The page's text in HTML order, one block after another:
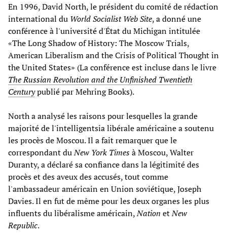
En 1996, David North, le président du comité de rédaction
international du World Socialist Web Site, a donné une
conférence à l'université d'État du Michigan intitulée
«The Long Shadow of History: The Moscow Trials,
American Liberalism and the Crisis of Political Thought in
the United States» (La conférence est incluse dans le livre
The Russian Revolution and the Unfinished Twentieth
Centurypublié par Mehring Books).
North a analysé les raisons pour lesquelles la grande
majorité de l'intelligentsia libérale américaine a soutenu
les procès de Moscou. Il a fait remarquer que le
correspondant duNew York Timesà Moscou, Walter
Duranty, a déclaré sa confiance dans la légitimité des
procès et des aveux des accusés, tout comme
l'ambassadeur américain en Union soviétique, Joseph
Davies. Il en fut de même pour les deux organes les plus
influents du libéralisme américain,Nation etNew
Republic.